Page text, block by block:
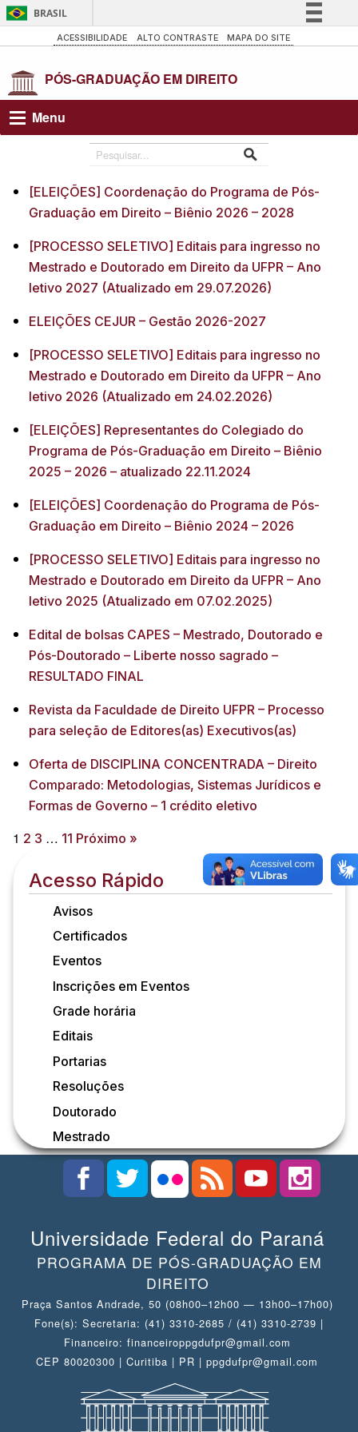
BRASIL
Simplifique!
Participe
Legislação
Canais
ACESSIBILIDADE ALTO CONTRASTE MAPA DO SITE
Menu
[ELEIÇÕES] Coordenação do Programa de Pós-
Graduação em Direito – Biênio 2026 – 2028
[PROCESSO SELETIVO] Editais para ingresso no
Mestrado e Doutorado em Direito da UFPR – Ano
letivo 2027 (Atualizado em 29.07.2026)
ELEIÇÕES CEJUR – Gestão 2026-2027
[PROCESSO SELETIVO] Editais para ingresso no
Mestrado e Doutorado em Direito da UFPR – Ano
letivo 2026 (Atualizado em 24.02.2026)
[ELEIÇÕES] Representantes do Colegiado do
Programa de Pós-Graduação em Direito – Biênio
2025 – 2026 – atualizado 22.11.2024
[ELEIÇÕES] Coordenação do Programa de Pós-
Graduação em Direito – Biênio 2024 – 2026
[PROCESSO SELETIVO] Editais para ingresso no
Mestrado e Doutorado em Direito da UFPR – Ano
letivo 2025 (Atualizado em 07.02.2025)
Edital de bolsas CAPES – Mestrado, Doutorado e
Pós-Doutorado – Liberte nosso sagrado –
RESULTADO FINAL
Revista da Faculdade de Direito UFPR – Processo
para seleção de Editores(as) Executivos(as)
Oferta de DISCIPLINA CONCENTRADA – Direito
Comparado: Metodologias, Sistemas Jurídicos e
Formas de Governo – 1 crédito eletivo
1 2 3 … 11 Próximo »
Acesso Rápido
Avisos
Certificados
Eventos
Inscrições em Eventos
Grade horária
Editais
Portarias
Resoluções
Doutorado
Mestrado
Universidade Federal do Paraná
PROGRAMA DE PÓS-GRADUAÇÃO EM
DIREITO
Praça Santos Andrade, 50 (08h00–12h00 — 13h00–17h00)
Fone(s): Secretaria: (41) 3310-2685 / (41) 3310-2739 |
Financeiro: financeiroppgdufpr@gmail.com
CEP 80020300 | Curitiba | PR | ppgdufpr@gmail.com